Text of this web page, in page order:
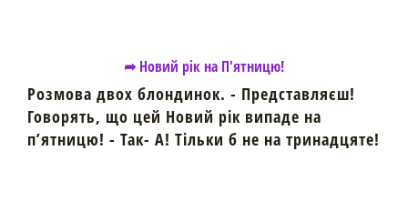
➦ Новий рік на П'ятницю!
Розмова двох блондинок. - Представляєш!
Говорять, що цей Новий рік випаде на
п’ятницю! - Так- А! Тільки б не на тринадцяте!